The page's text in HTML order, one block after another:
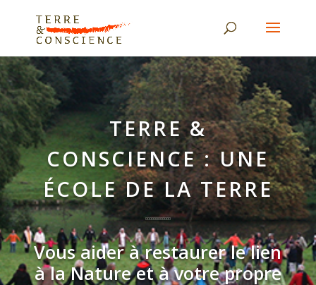
TERRE &
CONSCIENCE : UNE
ÉCOLE DE LA TERRE
Vous aider à restaurer le lien
à la Nature et à votre propre